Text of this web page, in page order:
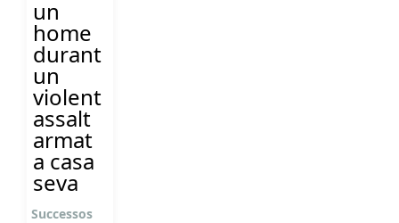
un
home
durant
un
violent
assalt
armat
a casa
seva
Successos